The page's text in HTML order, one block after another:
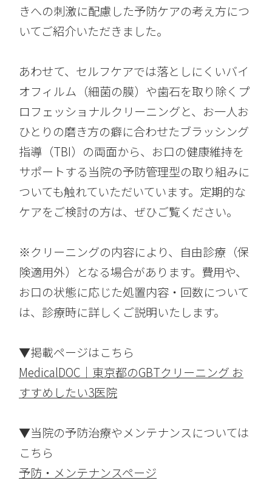
きへの刺激に配慮した予防ケアの考え方につ
いてご紹介いただきました。
あわせて、セルフケアでは落としにくいバイ
オフィルム（細菌の膜）や歯石を取り除くプ
ロフェッショナルクリーニングと、お一人お
ひとりの磨き方の癖に合わせたブラッシング
指導（TBI）の両面から、お口の健康維持を
サポートする当院の予防管理型の取り組みに
ついても触れていただいています。定期的な
ケアをご検討の方は、ぜひご覧ください。
※クリーニングの内容により、自由診療（保
険適用外）となる場合があります。費用や、
お口の状態に応じた処置内容・回数について
は、診療時に詳しくご説明いたします。
▼掲載ページはこちら
MedicalDOC｜東京都のGBTクリーニング お
すすめしたい3医院
▼当院の予防治療やメンテナンスについては
こちら
予防・メンテナンスページ